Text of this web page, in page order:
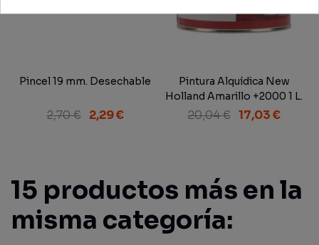
Pincel 19 mm. Desechable
2,70 € 2,29 €
Pintura Alquídica New
Holland Amarillo +2000 1 L.
20,04 € 17,03 €
15 productos más en la
misma categoría: